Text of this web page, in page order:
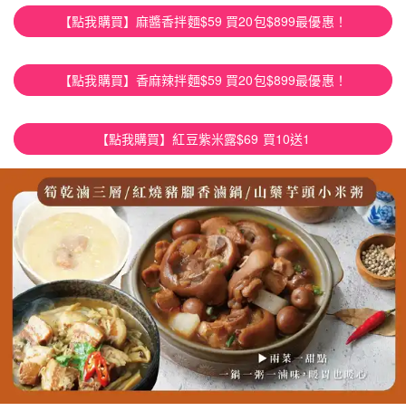
【點我購買】麻醬香拌麵$59 買20包$899最優惠！
【點我購買】香麻辣拌麵$59 買20包$899最優惠！
【點我購買】紅豆紫米露$69 買10送1